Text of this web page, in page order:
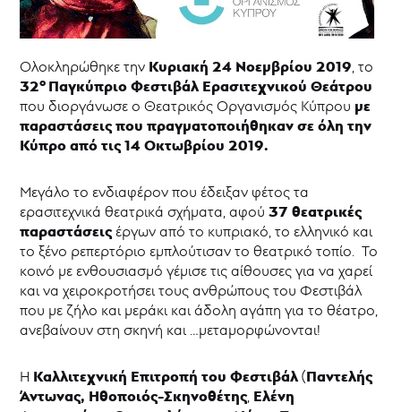
Ολοκληρώθηκε την Κυριακή 24 Νοεμβρίου 2019, το
32ο Παγκύπριο Φεστιβάλ Ερασιτεχνικού Θεάτρου
που διοργάνωσε ο Θεατρικός Οργανισμός Κύπρου με
παραστάσεις που πραγματοποιήθηκαν σε όλη την
Κύπρο από τις 14 Οκτωβρίου 2019.
Μεγάλο το ενδιαφέρον που έδειξαν φέτος τα
ερασιτεχνικά θεατρικά σχήματα, αφού37 θεατρικές
παραστάσεις έργων από το κυπριακό, το ελληνικό και
το ξένο ρεπερτόριο εμπλούτισαν το θεατρικό τοπίο. Το
κοινό με ενθουσιασμό γέμισε τις αίθουσες για να χαρεί
και να χειροκροτήσει τους ανθρώπους του Φεστιβάλ
που με ζήλο και μεράκι και άδολη αγάπη για το θέατρο,
ανεβαίνουν στη σκηνή και …μεταμορφώνονται!
Η Καλλιτεχνική Επιτροπή του Φεστιβάλ(Παντελής
Άντωνας, Ηθοποιός-Σκηνοθέτης, Ελένη
36ο
Παγκύπριο
Φεστιβάλ
Θεάτρου
35ο
Παγκύπριο
Φεστιβάλ
Ερασιτεχνικού
34ο
Παγκύπριο
Φεστιβάλ
Ερασιτεχνικού
Θεάτρου
32ο
Παγκύπριο
Φεστιβάλ
Ερασιτεχνικού
Θεάτρου
Παγκύπριο
Φεστιβάλ
Ερασιτεχνικού